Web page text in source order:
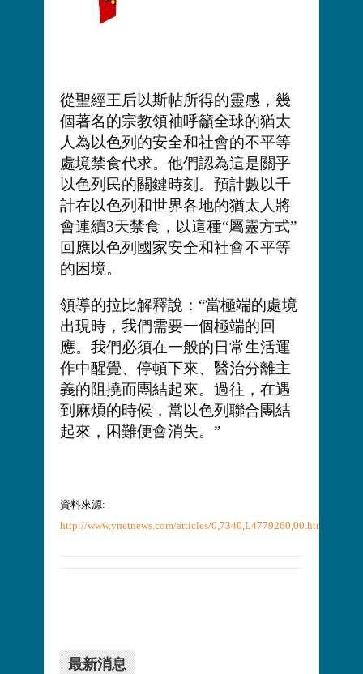
從聖經王后以斯帖所得的靈感，幾
個著名的宗教領袖呼籲全球的猶太
人為以色列的安全和社會的不平等
處境禁食代求。他們認為這是關乎
以色列民的關鍵時刻。預計數以千
計在以色列和世界各地的猶太人將
會連續3天禁食，以這種“屬靈方式”
回應以色列國家安全和社會不平等
的困境。
領導的拉比解釋說：“當極端的處境
出現時，我們需要一個極端的回
應。我們必須在一般的日常生活運
作中醒覺、停頓下來、醫治分離主
義的阻撓而團結起來。過往，在遇
到麻煩的時候，當以色列聯合團結
起來，困難便會消失。”
資料來源:
http://www.ynetnews.com/articles/0,7340,L4779260,00.html
最新消息